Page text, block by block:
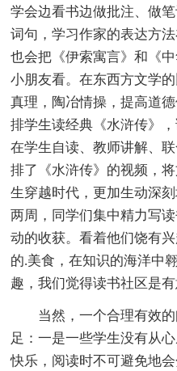
学会边看书边做批注、做
词句，学习作家的表达方
也会把《伊索寓言》和《
小朋友看。在东西方文学
真理，陶冶情操，提高道
排学生读经典《水浒传》
在学生自读、教师讲解、
排了《水浒传》的视频，
生穿越时代，更加生动深
两周，同学们集中精力写
动的收获。看着他们饶有
的.美食，在知识的海洋中
趣，我们觉得读书社区是
当然，一个合理有效的
足：一是一些学生没有从
快乐，阅读时不可避免地